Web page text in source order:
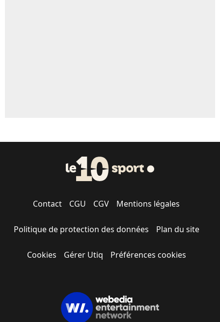
Contact CGU CGV Mentions légales
Politique de protection des données Plan du site
Cookies Gérer Utiq Préférences cookies